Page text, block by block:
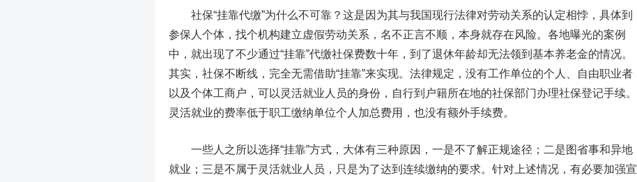
社保“挂靠代缴”为什么不可靠？这是因为其与我国现行法律对劳动关系的认定相悖，具体到
参保人个体，找个机构建立虚假劳动关系，名不正言不顺，本身就存在风险。各地曝光的案例
中，就出现了不少通过“挂靠”代缴社保费数十年，到了退休年龄却无法领到基本养老金的情况。
其实，社保不断线，完全无需借助“挂靠”来实现。法律规定，没有工作单位的个人、自由职业者
以及个体工商户，可以灵活就业人员的身份，自行到户籍所在地的社保部门办理社保登记手续。
灵活就业的费率低于职工缴纳单位个人加总费用，也没有额外手续费。
一些人之所以选择“挂靠”方式，大体有三种原因，一是不了解正规途径；二是图省事和异地
就业；三是不属于灵活就业人员，只是为了达到连续缴纳的要求。针对上述情况，有必要加强宣